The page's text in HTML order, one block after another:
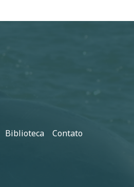
Biblioteca Contato